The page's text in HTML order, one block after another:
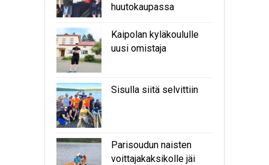
huutokaupassa
Kaipolan kyläkoululle
uusi omistaja
Sisulla siitä selvittiin
Parisoudun naisten
voittajakaksikolle jäi